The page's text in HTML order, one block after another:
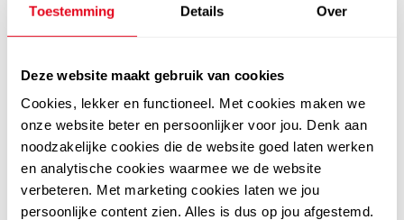
Toestemming Details Over
Deze website maakt gebruik van cookies
Cookies, lekker en functioneel. Met cookies maken we
onze website beter en persoonlijker voor jou. Denk aan
noodzakelijke cookies die de website goed laten werken
en analytische cookies waarmee we de website
verbeteren. Met marketing cookies laten we jou
persoonlijke content zien. Alles is dus op jou afgestemd.